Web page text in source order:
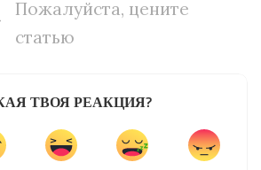
Пожалуйста, цените
статью
ТВОЯ РЕАКЦИЯ?